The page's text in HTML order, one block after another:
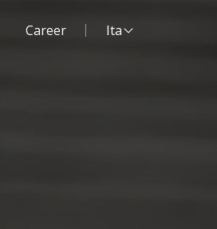
Career Lingua del sito:
Ita